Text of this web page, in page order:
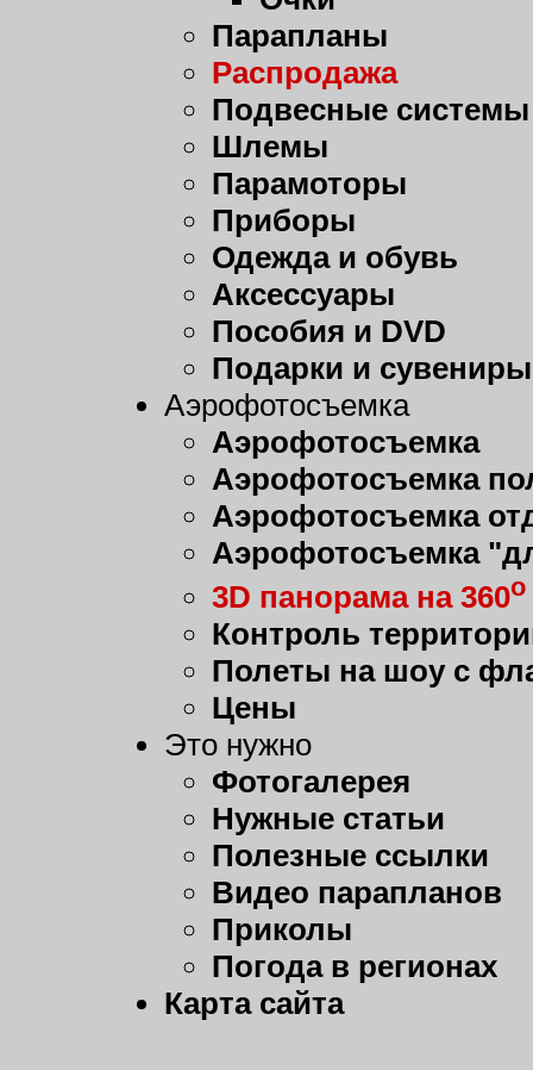
Парапланы
Распродажа
Подвесные системы
Шлемы
Парамоторы
Приборы
Одежда и обувь
Аксессуары
Пособия и DVD
Подарки и сувениры
Аэрофотосъемка
Аэрофотосъемка
Аэрофотосъемка
Аэрофотосъемка
Аэрофотосъемка
3D панорама на 360о
Контроль
Полеты на шоу с
Цены
Это нужно
Фотогалерея
Нужные статьи
Полезные ссылки
Видео парапланов
Приколы
Погода в регионах
Карта сайта